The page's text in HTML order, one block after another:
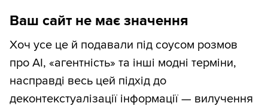
Ваш сайт не має значення
Хоч усе це й подавали під соусом розмов
про AI, «агентність» та інші модні терміни,
насправді весь цей підхід до
деконтекстуалізації інформації — вилучення